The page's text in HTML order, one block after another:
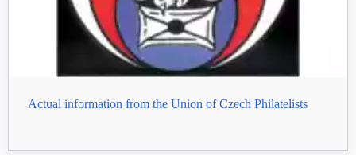
Actual information from the Union of Czech Philatelists